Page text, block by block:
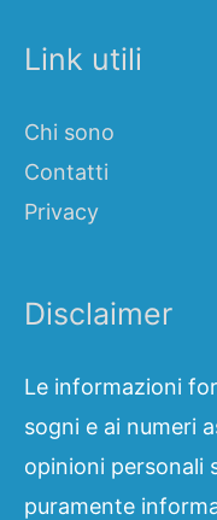
Link utili
Chi sono
Contatti
Privacy
Disclaimer
Le informazioni
sogni e ai numeri
opinioni personali
puramente